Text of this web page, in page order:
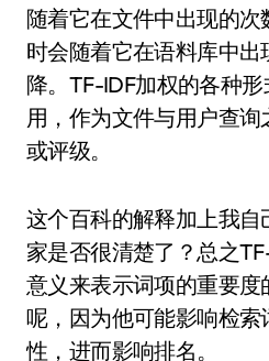
随着它在文件中出现的
时会随着它在语料库中
降。TF-IDF加权的各种
用，作为文件与用户查
或评级。
这个百科的解释加上我
家是否很清楚了？总之
意义来表示词项的重要度
呢，因为他可能影响检索
性，进而影响排名。